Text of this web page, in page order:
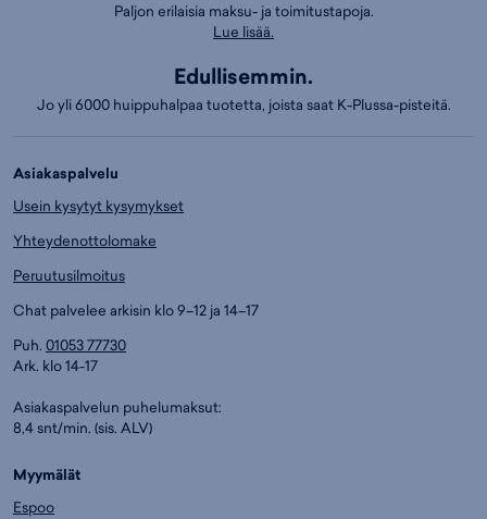
Paljon erilaisia maksu- ja toimitustapoja.
Lue lisää.
Edullisemmin.
Jo yli 6000 huippuhalpaa tuotetta, joista saat K-Plussa-pisteitä.
Asiakaspalvelu
Usein kysytyt kysymykset
Yhteydenottolomake
Peruutusilmoitus
Chat palvelee arkisin klo 9–12 ja 14–17
Puh. 01053 77730
Ark. klo 14-17
Asiakaspalvelun puhelumaksut:
8,4 snt/min. (sis. ALV)
Myymälät
Espoo